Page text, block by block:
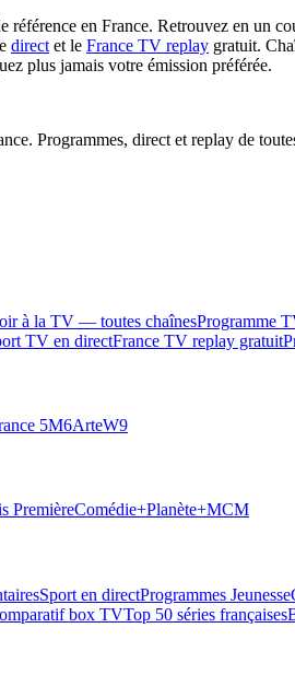
référence en France. Retrouvez en un
direct et le France TV replay gratuit.
plus jamais votre émission préférée.
Programmes, direct et replay de
à la TV — toutes chaînesProgramme
TV en directFrance TV replay gratuit
5M6ArteW9
PremièreComédie+Planète+MCM
Sport en directProgrammes Jeunesse
box TVTop 50 séries françaises